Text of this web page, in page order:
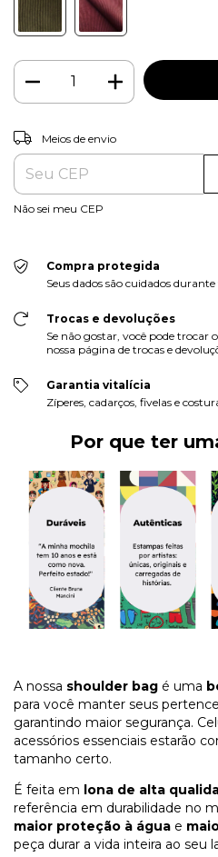
Entregas para o CEP:
Meios de envio
Não sei meu CEP
Compra protegida
Seus dados são cuidados
Trocas e devoluções
Se não gostar, você pode trocar
nossa página de trocas e
Garantia vitalícia
Zíperes, cadarços, fivelas e
Por que ter
A nossa shoulder bag é uma
para você manter seus
garantindo maior segurança.
acessórios essenciais estarão
tamanho certo.
É feita em lona de alta
referência em durabilidade no
maior proteção à água e
peça durar a vida inteira ao seu